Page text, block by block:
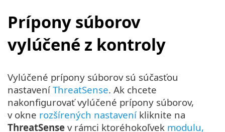
Prípony súborov
vylúčené z kontroly
Vylúčené prípony súborov sú súčasťou
nastavení ThreatSense. Ak chcete
nakonfigurovať vylúčené prípony súborov,
v okne rozšírených nastavení kliknite na
ThreatSense v rámci ktoréhokoľvek modulu,